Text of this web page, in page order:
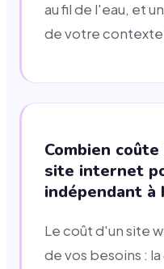
au fil de l'eau, et
de votre contexte
Combien
site internet
indépendant à
Le coût d'un site
de vos besoins :